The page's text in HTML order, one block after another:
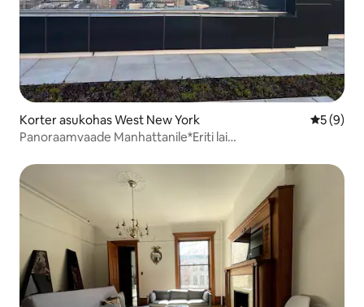
Korter asukohas West New York
5 (9)
Panoraamvaade Manhattanile*Eriti lai